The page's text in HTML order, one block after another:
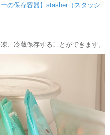
の保存容器】stasher（スタッシ
、冷蔵保存することができます。